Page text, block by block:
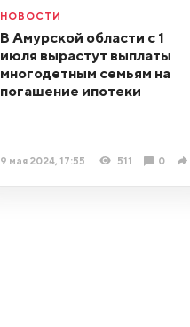
НОВОСТИ
В Амурской области с 1
июля вырастут выплаты
многодетным семьям на
погашение ипотеки
9 мая 2024, 17:55 511 0